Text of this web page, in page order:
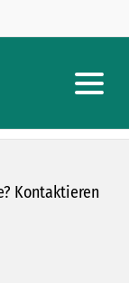
Kontaktieren